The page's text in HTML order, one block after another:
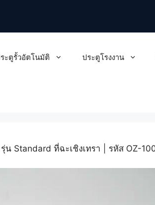
ะตูรั้วอัตโนมัติ ประตูโรงงาน
น Standard ที่ฉะเชิงเทรา | รหัส OZ-